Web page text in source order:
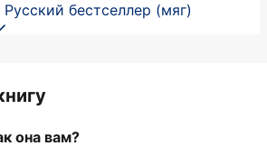
Русский бестселлер (мяг)
она вам?